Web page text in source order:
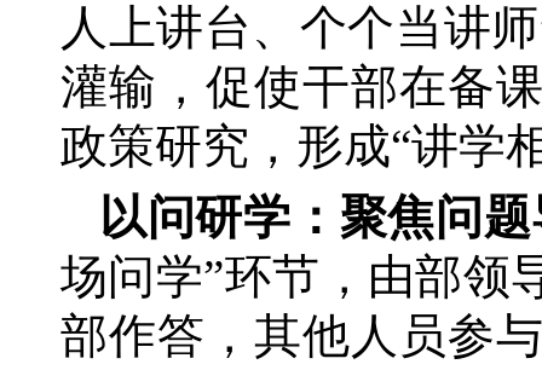
人上讲台、个个当讲
灌输，促使干部在备
政策研究，形成“讲学
以问研学：聚焦问
场问学”环节，由部领
部作答，其他人员参